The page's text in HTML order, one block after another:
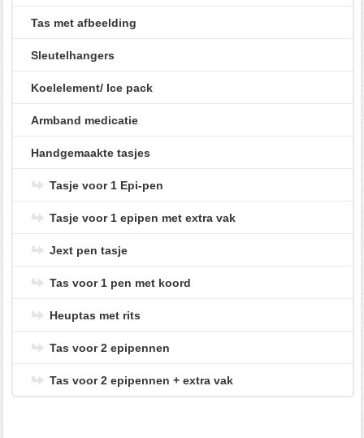
Tas met afbeelding
Sleutelhangers
Koelelement/ Ice pack
Armband medicatie
Handgemaakte tasjes
Tasje voor 1 Epi-pen
Tasje voor 1 epipen met extra vak
Jext pen tasje
Tas voor 1 pen met koord
Heuptas met rits
Tas voor 2 epipennen
Tas voor 2 epipennen + extra vak